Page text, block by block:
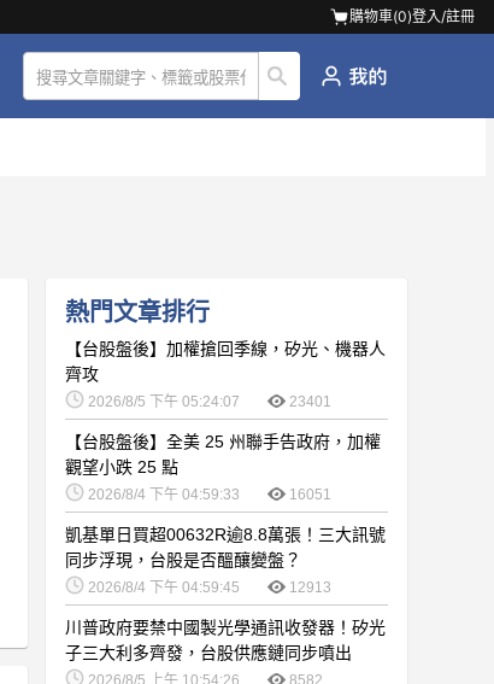
購物車(0)登入/註冊
熱門文章排行
【台股盤後】加權搶回季線，矽光、機器人
齊攻
2026/8/5 下午 05:24:07 23401
【台股盤後】全美 25 州聯手告政府，加權
觀望小跌 25 點
2026/8/4 下午 04:59:33 16051
凱基單日買超00632R逾8.8萬張！三大訊號
同步浮現，台股是否醞釀變盤？
2026/8/4 下午 04:59:45 12913
川普政府要禁中國製光學通訊收發器！矽光
子三大利多齊發，台股供應鏈同步噴出
2026/8/5 上午 10:54:26 8582